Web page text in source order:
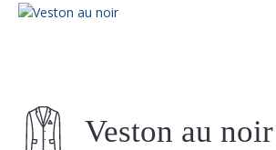
Veston au noir